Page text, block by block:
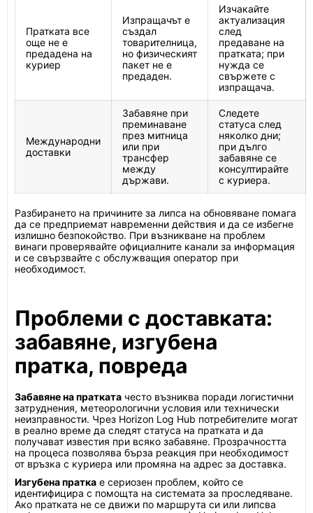
Пратката все
още не е
предадена на
куриер
Изпращачът е
създал
товарителница,
но физическият
пакет не е
предаден.
Изчакайте
актуализация
след
предаване на
пратката; при
нужда се
свържете с
изпращача.
Международни
доставки
Забавяне при
преминаване
през митница
или при
трансфер
между
държави.
Следете
статуса след
няколко дни;
при дълго
забавяне се
консултирайте
с куриера.
Разбирането на причините за липса на обновяване помага
да се предприемат навременни действия и да се избегне
излишно безпокойство. При възникване на проблем
винаги проверявайте официалните канали за информация
и се свързвайте с обслужващия оператор при
необходимост.
Проблеми с доставката:
забавяне, изгубена
пратка, повреда
Забавяне на пратката често възниква поради логистични
затруднения, метеорологични условия или технически
неизправности. Чрез Horizon Log Hub потребителите могат
в реално време да следят статуса на пратката и да
получават известия при всяко забавяне. Прозрачността
на процеса позволява бърза реакция при необходимост
от връзка с куриера или промяна на адрес за доставка.
Изгубена пратка е сериозен проблем, който се
идентифицира с помощта на системата за проследяване.
Ако пратката не се движи по маршрута си или липсва